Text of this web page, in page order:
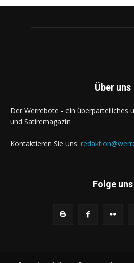
Über uns
Der Werrebote - ein überparteiliches
und Satiremagazin
Kontaktieren Sie uns:
Folge uns